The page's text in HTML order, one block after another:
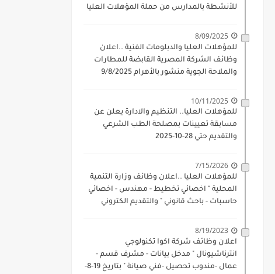
للأنشطة بالمدارس من حملة المؤهلات العليا
8/09/2025
للمؤهلات العليا والدبلومات الفنية ..اعلان
وظائف الشركة المصرية القابضة للمطارات
والملاحة الجوية منشور بالأهرام 9/8/2025
10/11/2025
للمؤهلات العليا.. التنظيم والادارة يعلن عن
مسابقة تعيينات بمصلحة الطب الشرعي
والتقديم حتي 28-10-2025
7/15/2026
للمؤهلات العليا ..اعلان وظائف وزارة التنمية
المحلية " اخصائي تخطيط - مهندس - اخصائي
حاسبات - باحث قانوني " والتقديم الكتروني
8/19/2023
اعلان وظائف شركة اكوا تكنولوجي
انترناشيونال " مدخل بيانات - مشرف قسم -
عمال -مندوب تحصيل -فني صيانة " بتاريخ 19-8-